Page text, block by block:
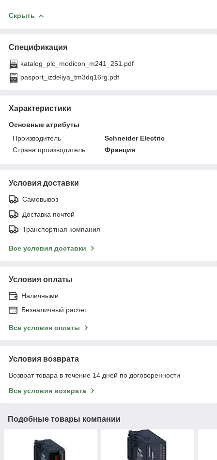
Скрыть
Спецификация
katalog_plc_modicon_m241_251.pdf
pasport_izdeliya_tm3dq16rg.pdf
Характеристики
Основные атрибуты
Производитель
Schneider Electric
Страна производитель
Франция
Условия доставки
Самовывоз
Доставка почтой
Транспортная компания
Все условия доставки
Условия оплаты
Наличными
Безналичный расчет
Все условия оплаты
Условия возврата
Возврат товара в течение 14 дней по договоренности
Все условия возврата
Подобные товары компании